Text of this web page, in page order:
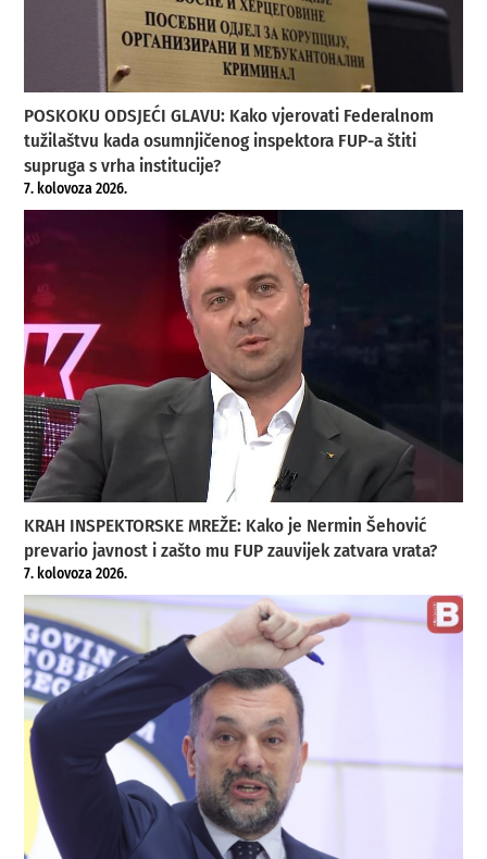
POSKOKU ODSJEĆI GLAVU: Kako vjerovati Federalnom
tužilaštvu kada osumnjičenog inspektora FUP-a štiti
supruga s vrha institucije?
7. kolovoza 2026.
KRAH INSPEKTORSKE MREŽE: Kako je Nermin Šehović
prevario javnost i zašto mu FUP zauvijek zatvara vrata?
7. kolovoza 2026.